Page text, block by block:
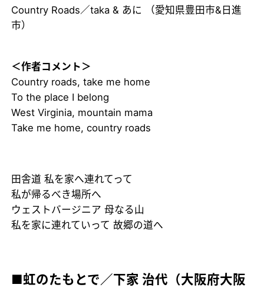
Country Roads／taka & あに （愛知県豊田市&日進
市）
＜作者コメント＞
Country roads, take me home
To the place I belong
West Virginia, mountain mama
Take me home, country roads
田舎道 私を家へ連れてって
私が帰るべき場所へ
ウェストバージニア 母なる山
私を家に連れていって 故郷の道へ
■虹のたもとで／下家 治代（大阪府大阪